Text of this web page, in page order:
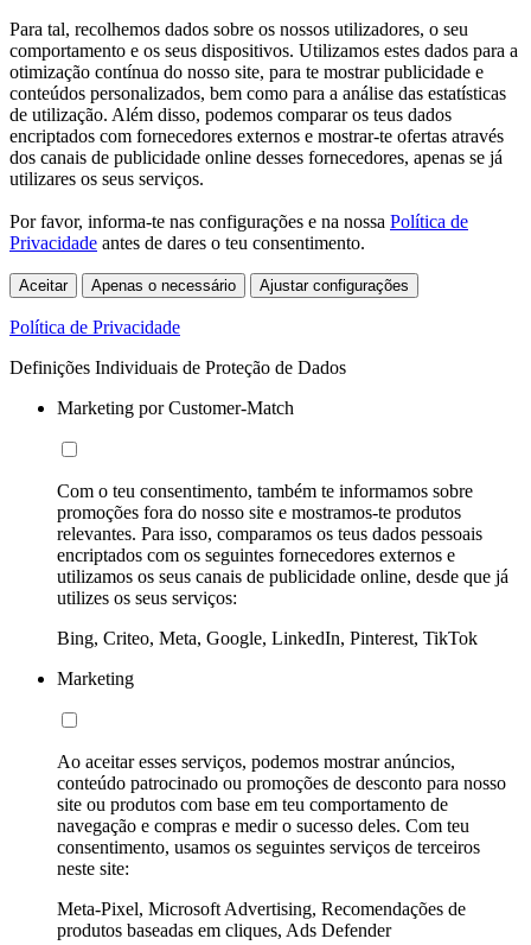
Para tal, recolhemos dados sobre os nossos utilizadores, o seu
comportamento e os seus dispositivos. Utilizamos estes dados para a
otimização contínua do nosso site, para te mostrar publicidade e
conteúdos personalizados, bem como para a análise das estatísticas
de utilização. Além disso, podemos comparar os teus dados
encriptados com fornecedores externos e mostrar-te ofertas através
dos canais de publicidade online desses fornecedores, apenas se já
utilizares os seus serviços.
Por favor, informa-te nas configurações e na nossa Política de
Privacidade antes de dares o teu consentimento.
Aceitar Apenas o necessário Ajustar configurações
Política de Privacidade
Definições Individuais de Proteção de Dados
Marketing por Customer-Match
Com o teu consentimento, também te informamos sobre
promoções fora do nosso site e mostramos-te produtos
relevantes. Para isso, comparamos os teus dados pessoais
encriptados com os seguintes fornecedores externos e
utilizamos os seus canais de publicidade online, desde que já
utilizes os seus serviços:
Bing, Criteo, Meta, Google, LinkedIn, Pinterest, TikTok
Marketing
Ao aceitar esses serviços, podemos mostrar anúncios,
conteúdo patrocinado ou promoções de desconto para nosso
site ou produtos com base em teu comportamento de
navegação e compras e medir o sucesso deles. Com teu
consentimento, usamos os seguintes serviços de terceiros
neste site:
Meta-Pixel, Microsoft Advertising, Recomendações de
produtos baseadas em cliques, Ads Defender